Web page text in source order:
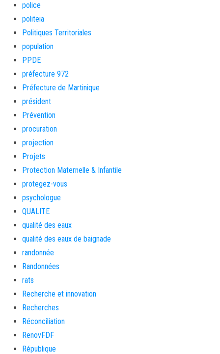
police
politeia
Politiques Territoriales
population
PPDE
préfecture 972
Préfecture de Martinique
président
Prévention
procuration
projection
Projets
Protection Maternelle & Infantile
protegez-vous
psychologue
QUALITE
qualité des eaux
qualité des eaux de baignade
randonnée
Randonnées
rats
Recherche et innovation
Recherches
Réconciliation
RenovFDF
République